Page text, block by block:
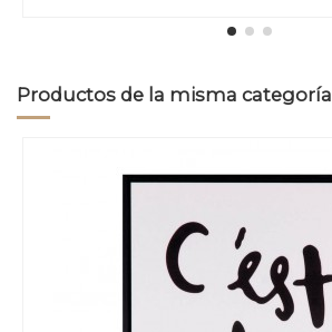
Productos de la misma categoría